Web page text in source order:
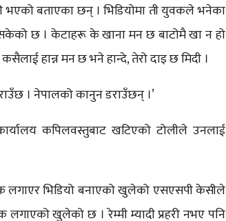
भएको बताएका छन् । भिडियोमा ती युवकले भनेका
छ । केटाहरू के खाना मन छ बाटोमै खा न हो
हान्न मन छ भने हान्दे, तेरो दाइ छ मिदी ।
। नेपालको कानुन डराउँछन् ।’
कपिलवस्तुबाट खटिएको टोलीले उनलाई
लगाएर भिडियो बनाएको खुलेको एसएसपी केसीले
खुलेको छ । रेम्मी म्यादी प्रहरी नभए पनि